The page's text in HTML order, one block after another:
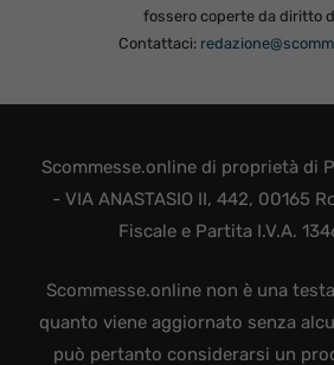
fossero coperte da diritto
Contattaci:
Scommesse.online di proprietà di
- VIA ANASTASIO II, 442, 00165
Fiscale e Partita I.V.A.
Scommesse.online non è una
quanto viene aggiornato senza
può pertanto considerarsi un